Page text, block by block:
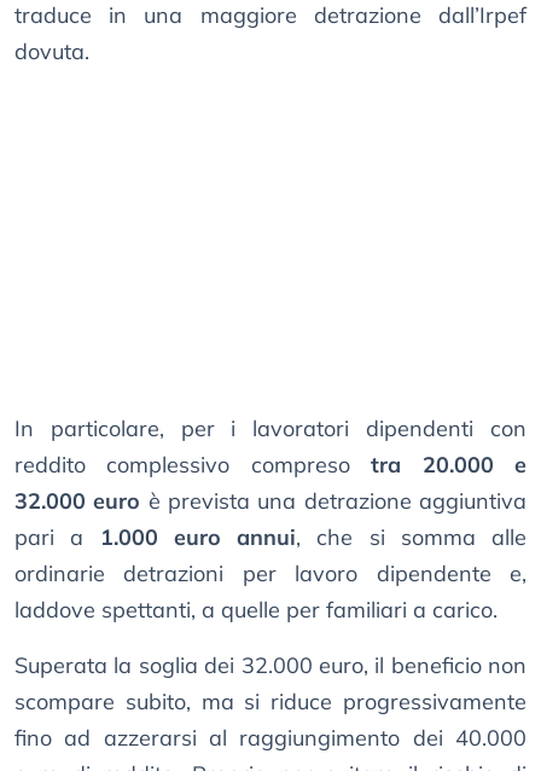
traduce in una maggiore detrazione dall’Irpef
dovuta.
In particolare, per i lavoratori dipendenti con
reddito complessivo compresotra 20.000 e
32.000 euro è prevista una detrazione aggiuntiva
pari a
1.000 euro annui, che si somma alle
ordinarie detrazioni per lavoro dipendente e,
laddove spettanti, a quelle per familiari a carico.
Superata la soglia dei 32.000 euro, il beneficio non
scompare subito, ma si riduce progressivamente
fino ad azzerarsi al raggiungimento dei 40.000